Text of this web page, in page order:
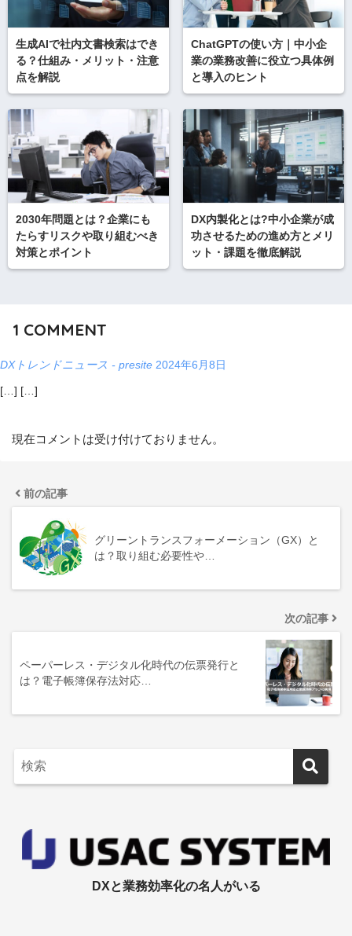
生成AIで社内文書検索はでき
る？仕組み・メリット・注意
点を解説
ChatGPTの使い方｜中小企
業の業務改善に役立つ具体例
と導入のヒント
2030年問題とは？企業にも
たらすリスクや取り組むべき
対策とポイント
DX内製化とは?中小企業が成
功させるための進め方とメリ
ット・課題を徹底解説
1 COMMENT
DXトレンドニュース - presite 2024年6月8日
[…] […]
現在コメントは受け付けておりません。
前の記事
グリーントランスフォーメーション（GX）と
は？取り組む必要性や…
次の記事
ペーパーレス・デジタル化時代の伝票発行と
は？電子帳簿保存法対応…
DXと業務効率化の名人がいる